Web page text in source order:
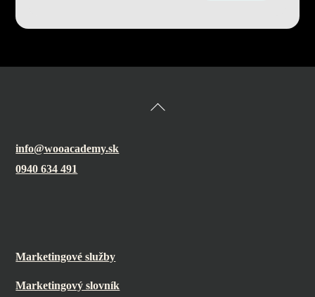
Back
info@wooacademy.sk
0940 634 491
Marketingové služby
Marketingový slovník